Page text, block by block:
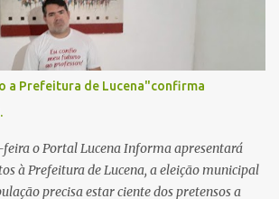
a Prefeitura de Lucena"confirma
o Portal Lucena Informa apresentará
à Prefeitura de Lucena, a eleição municipal
precisa estar ciente dos pretensos a